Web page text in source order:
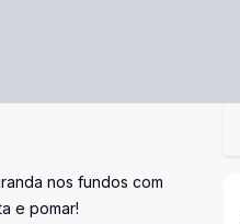
nos fundos com
e pomar!